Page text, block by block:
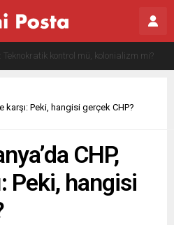
Teknokratik kontrol mü, kolonializm mi?
karşı: Peki, hangisi gerçek CHP?
CHP,
Peki, hangisi